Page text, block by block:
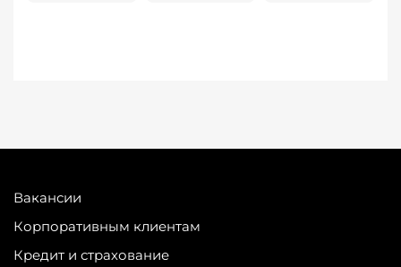
Вакансии
Корпоративным клиентам
Кредит и страхование